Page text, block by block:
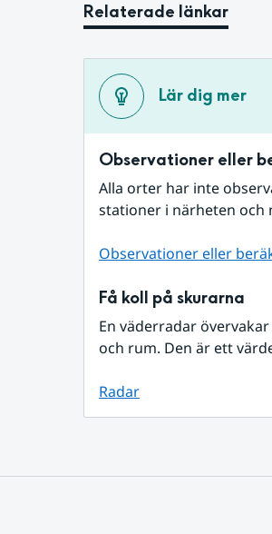
Relaterade länkar
Lär dig mer
Observationer eller
Alla orter har inte
stationer i närheten och
Observationer eller
Få koll på skurarna
En väderradar
och rum. Den är ett
Radar